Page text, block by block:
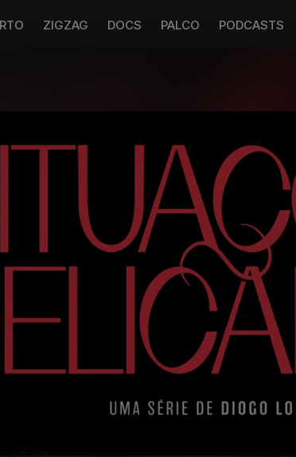
ZIGZAG DOCS PALCO PODCASTS